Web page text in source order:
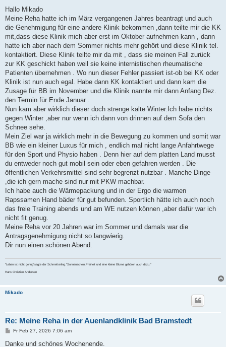
i
r
a
Hallo Mikado
Meine Reha hatte ich im März vergangenen Jahres beantragt und auch
die Genehmigung für eine andere Klinik bekommen ,dann teilte mir die KK
mit,dass diese Klinik mich aber erst im Oktober aufnehmen kann , dann
hatte ich aber nach dem Sommer nichts mehr gehört und diese Klinik tel.
kontaktiert. Diese Klinik teilte mir da mit , dass sie meinen Fall zurück
zur KK geschickt haben weil sie keine internistischen rheumatische
Patienten übernehmen . Wo nun dieser Fehler passiert ist-ob bei KK oder
Klinik ist nun auch egal. Habe dann KK kontaktiert und dann kam die
Zusage für BB im November und die Klinik nannte mir dann Anfang Dez.
den Termin für Ende Januar .
Nun kam aber wirklich dieser doch strenge kalte Winter.Ich habe nichts
gegen Winter ,aber nur wenn ich dann von drinnen auf dem Sofa den
Schnee sehe.
Mein Ziel war ja wirklich mehr in die Bewegung zu kommen und somit war
BB wie ein kleiner Luxus für mich , endlich mal nicht lange Anfahrtwege
für den Sport und Physio haben . Denn hier auf dem platten Land musst
du entweder noch gut mobil sein oder eben gefahren werden . Die
öffentlichen Verkehrsmittel sind sehr begrenzt nutzbar . Manche Dinge
,die ich gern mache sind nur mit PKW machbar.
Ich habe auch die Wärmepackung und in der Ergo die warmen
Rapssamen Hand bäder für gut befunden. Sportlich hätte ich auch noch
das freie Training abends und am WE nutzen können ,aber dafür war ich
nicht fit genug.
Meine Reha vor 20 Jahren war im Sommer und damals war die
Antragsgenehmigung nicht so langwierig.
Dir nun einen schönen Abend.
"Leben ist nicht genug"sagte der Schmetterling."Sonnenschein,Freiheit und eine kleine Blume gehören auch dazu."
Hans Christian Andersen
Mikado
Re: Meine Reha in der Auenlandklinik Bad Bramstedt
B
i
Fr Feb 27, 2026 7:06 am
Danke und schönes Wochenende.